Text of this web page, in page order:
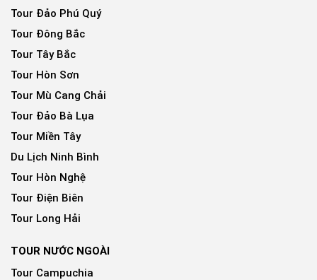
Tour Đảo Phú Quý
Tour Đông Bắc
Tour Tây Bắc
Tour Hòn Sơn
Tour Mù Cang Chải
Tour Đảo Bà Lụa
Tour Miền Tây
Du Lịch Ninh Bình
Tour Hòn Nghệ
Tour Điện Biên
Tour Long Hải
TOUR NƯỚC NGOÀI
Tour Campuchia